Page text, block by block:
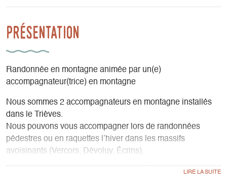
Présentation
Randonnée en montagne animée par un(e)
accompagnateur(trice) en montagne
Nous sommes 2 accompagnateurs en montagne installés
dans le Trièves.
Nous pouvons vous accompagner lors de randonnées
pédestres ou en raquettes l’hiver dans les massifs
avoisinants (Vercors, Dévoluy, Écrins).
familles, les groupes, les comités d’entreprise, les centres